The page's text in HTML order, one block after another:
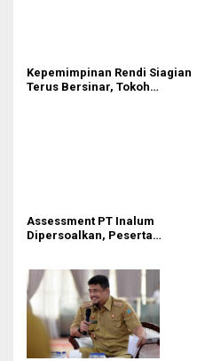
Kepemimpinan Rendi Siagian
Terus Bersinar, Tokoh
Assessment PT Inalum
Dipersoalkan, Peserta